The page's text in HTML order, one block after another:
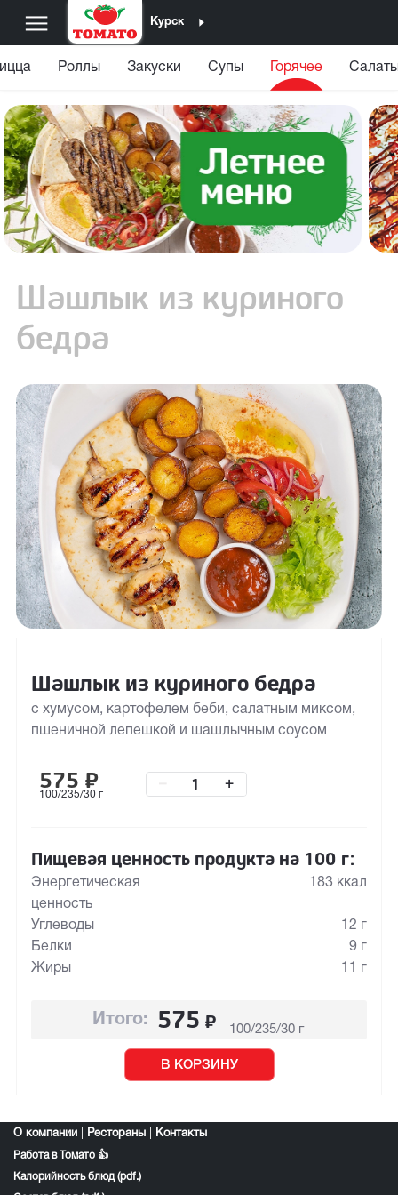
Курск
Роллы Закуски Супы Горячее
Шашлык из куриного
бедра
Шашлык из куриного бедра
с хумусом, картофелем беби, салатным миксом,
пшеничной лепешкой и шашлычным соусом
575 ₽
100/235/30 г
+
Пищевая ценность продукта на 100 г:
Энергетическая
ценность
183 ккал
Углеводы
12 г
Белки
9 г
Жиры
11 г
Итого: 575 ₽ 100/235/30 г
В КОРЗИНУ
О компании Рестораны Контакты
Работа в Томато 👍
Калорийность блюд (pdf.)